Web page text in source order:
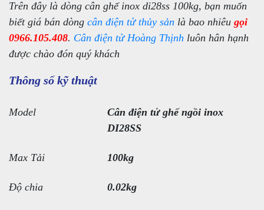
Trên đây là dòng cân ghế inox di28ss 100kg, bạn muốn
biết giá bán dòng cân điện tử thủy sản là bao nhiêu gọi
0966.105.408. Cân điện tử Hoàng Thịnh luôn hân hạnh
được chào đón quý khách
Thông số kỹ thuật
Model
Cân điện tử ghế ngồi inox
DI28SS
Max Tải 100kg
Độ chia 0.02kg